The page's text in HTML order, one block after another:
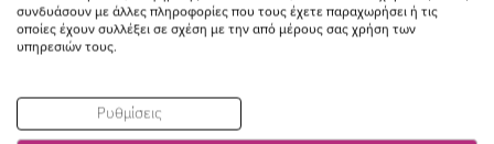
συνδυάσουν με άλλες πληροφορίες που τους έχετε παραχωρήσει ή τις
οποίες έχουν συλλέξει σε σχέση με την από μέρους σας χρήση των
υπηρεσιών τους.
Ρυθμίσεις